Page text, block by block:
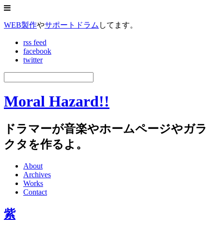
WEB製作やサポートドラム してます。
rss feed
facebook
twitter
Moral Hazard!!
ドラマーが音楽やホームページやガラ
クタを作るよ。
About
Archives
Works
Contact
紫